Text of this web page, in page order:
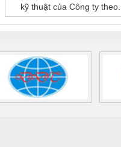
kỹ thuật của Công ty theo...